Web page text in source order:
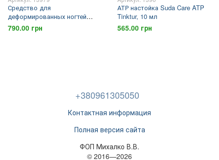
Средство для
деформированных ногтей
SUDA Care Haut-und
Nagelweicher, 10 мл
790.00 грн
АТР настойка Suda Care ATP
Tinktur, 10 мл
565.00 грн
+380961305050
Контактная информация
Полная версия сайта
ФОП Михалко В.В.
© 2016—2026